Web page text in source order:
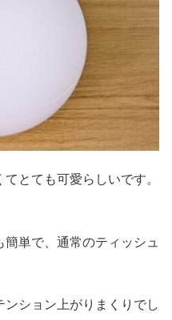
とても可愛らしいです。
単で、通常のティッシュ
ション上がりまくりでし